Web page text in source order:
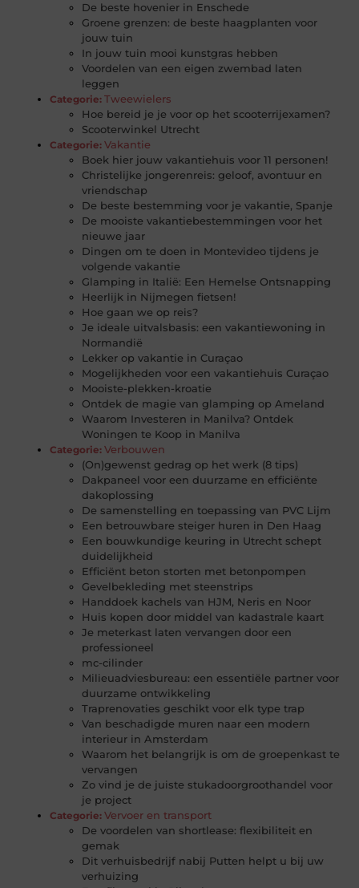
De beste hovenier in Enschede
Groene grenzen: de beste haagplanten voor
jouw tuin
In jouw tuin mooi kunstgras hebben
Voordelen van een eigen zwembad laten
leggen
Categorie: Tweewielers
Hoe bereid je je voor op het scooterrijexamen?
Scooterwinkel Utrecht
Categorie: Vakantie
Boek hier jouw vakantiehuis voor 11 personen!
Christelijke jongerenreis: geloof, avontuur en
vriendschap
De beste bestemming voor je vakantie, Spanje
De mooiste vakantiebestemmingen voor het
nieuwe jaar
Dingen om te doen in Montevideo tijdens je
volgende vakantie
Glamping in Italië: Een Hemelse Ontsnapping
Heerlijk in Nijmegen fietsen!
Hoe gaan we op reis?
Je ideale uitvalsbasis: een vakantiewoning in
Normandië
Lekker op vakantie in Curaçao
Mogelijkheden voor een vakantiehuis Curaçao
Mooiste-plekken-kroatie
Ontdek de magie van glamping op Ameland
Waarom Investeren in Manilva? Ontdek
Woningen te Koop in Manilva
Categorie: Verbouwen
(On)gewenst gedrag op het werk (8 tips)
Dakpaneel voor een duurzame en efficiënte
dakoplossing
De samenstelling en toepassing van PVC Lijm
Een betrouwbare steiger huren in Den Haag
Een bouwkundige keuring in Utrecht schept
duidelijkheid
Efficiënt beton storten met betonpompen
Gevelbekleding met steenstrips
Handdoek kachels van HJM, Neris en Noor
Huis kopen door middel van kadastrale kaart
Je meterkast laten vervangen door een
professioneel
mc-cilinder
Milieuadviesbureau: een essentiële partner voor
duurzame ontwikkeling
Traprenovaties geschikt voor elk type trap
Van beschadigde muren naar een modern
interieur in Amsterdam
Waarom het belangrijk is om de groepenkast te
vervangen
Zo vind je de juiste stukadoorgroothandel voor
je project
Categorie: Vervoer en transport
De voordelen van shortlease: flexibiliteit en
gemak
Dit verhuisbedrijf nabij Putten helpt u bij uw
verhuizing